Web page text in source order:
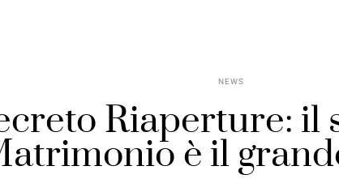
NEWS
Riaperture: il
è il